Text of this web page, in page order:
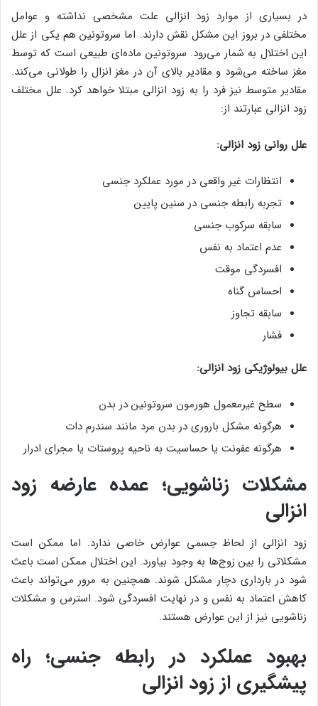
در بسیاری از موارد زود انزالی علت مشخصی نداشته و عوامل
مختلفی در بروز این مشکل نقش دارند. اما سروتونین هم یکی از علل‌
این اختلال به شمار می‌رود. سروتونین ماده‌ای طبیعی است که توسط
مغز ساخته می‌شود و مقادیر بالای آن در مغز انزال را طولانی می‌کند.
مقادیر متوسط نیز فرد را به زود انزالی مبتلا خواهد کرد. علل مختلف
زود انزالی عبارتند از:
علل روانی زود انزالی:
انتظارات غیر واقعی در مورد عملکرد جنسی
تجربه رابطه جنسی در سنین پایین
سابقه سرکوب جنسی
عدم اعتماد به نفس
افسردگی موقت
احساس گناه
سابقه تجاوز
فشار
علل بیولوژیکی زود انزالی:
سطح غیرمعمول هورمون سروتونین در بدن
هرگونه مشکل باروری در بدن مرد مانند سندرم دات
هرگونه عفونت یا حساسیت به ناحیه پروستات یا مجرای ادرار
مشکلات زناشویی؛ عمده عارضه زود
انزالی
زود انزالی از لحاظ جسمی عوارض خاصی ندارد. اما ممکن است
مشکلاتی را بین زوج‌ها به وجود بیاورد. این اختلال ممکن است باعث
شود در بارداری دچار مشکل شوند. همچنین به مرور می‌تواند باعث
کاهش اعتماد به نفس و در نهایت افسردگی شود. استرس و مشکلات
زناشویی نیز از این عوارض هستند.
بهبود عملکرد در رابطه جنسی؛ راه‌
پیشگیری از زود انزالی